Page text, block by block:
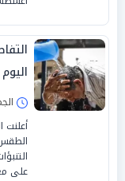
اليوم
الجمعة 31/
أعلنت
على